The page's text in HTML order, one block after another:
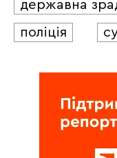
державна
поліція